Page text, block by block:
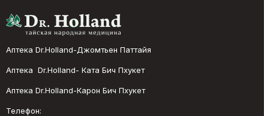
Аптека Dr.Holland-Джомтьен Паттайя
Аптека Dr.Holland- Ката Бич Пхукет
Аптека Dr.Holland-Карон Бич Пхукет
Телефон: